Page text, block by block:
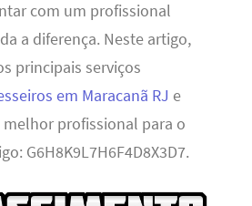
com um profissional
a diferença. Neste artigo,
principais serviços
em Maracanã RJ e
profissional para o
G6H8K9L7H6F4D8X3D7.